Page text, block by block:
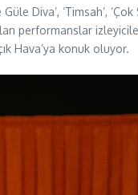
Diva’, ‘Timsah’,
performanslar
Hava’ya konuk oluyor.